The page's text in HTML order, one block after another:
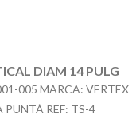
DIAM 14 PULG
005 MARCA: VERTEX
PUNTÁ REF: TS-4